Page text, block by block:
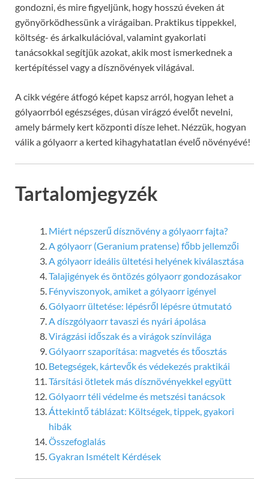
gondozni, és mire figyeljünk, hogy hosszú éveken át
gyönyörködhessünk a virágaiban. Praktikus tippekkel,
költség- és árkalkulációval, valamint gyakorlati
tanácsokkal segítjük azokat, akik most ismerkednek a
kertépítéssel vagy a dísznövények világával.
A cikk végére átfogó képet kapsz arról, hogyan lehet a
gólyaorrból egészséges, dúsan virágzó évelőt nevelni,
amely bármely kert központi dísze lehet. Nézzük, hogyan
válik a gólyaorr a kerted kihagyhatatlan évelő növényévé!
Tartalomjegyzék
Miért népszerű dísznövény a gólyaorr fajta?
A gólyaorr (Geranium pratense) főbb jellemzői
A gólyaorr ideális ültetési helyének kiválasztása
Talajigények és öntözés gólyaorr gondozásakor
Fényviszonyok, amiket a gólyaorr igényel
Gólyaorr ültetése: lépésről lépésre útmutató
A díszgólyaorr tavaszi és nyári ápolása
Virágzási időszak és a virágok színvilága
Gólyaorr szaporítása: magvetés és tőosztás
Betegségek, kártevők és védekezés praktikái
Társítási ötletek más dísznövényekkel együtt
Gólyaorr téli védelme és metszési tanácsok
Áttekintő táblázat: Költségek, tippek, gyakori
hibák
Összefoglalás
Gyakran Ismételt Kérdések